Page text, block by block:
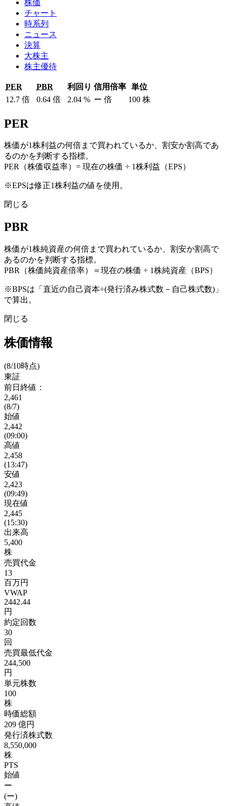
株価
チャート
時系列
ニュース
決算
大株主
株主優待
PER PBR 利回り 信用倍率 単位
12.7 倍 0.64 倍 2.04 % ー 倍 100 株
PER
株価が1株利益の何倍まで買われているか、割安か割高であ
るのかを判断する指標。
PER（株価収益率）= 現在の株価 ÷ 1株利益（EPS）
※EPSは修正1株利益の値を使用。
閉じる
PBR
株価が1株純資産の何倍まで買われているか、割安か割高で
あるのかを判断する指標。
PBR（株価純資産倍率）＝現在の株価 ÷ 1株純資産（BPS）
※BPSは「直近の自己資本÷(発行済み株式数－自己株式数)」
で算出。
閉じる
株価情報
(8/10時点)
東証
前日終値：
2,461
(8/7)
始値
2,442
(09:00)
高値
2,458
(13:47)
安値
2,423
(09:49)
現在値
2,445
(15:30)
出来高
5,400
株
売買代金
13
百万円
VWAP
2442.44
円
約定回数
30
回
売買最低代金
244,500
円
単元株数
100
株
時価総額
209 億円
発行済株式数
8,550,000
株
PTS
始値
ー
(ー)